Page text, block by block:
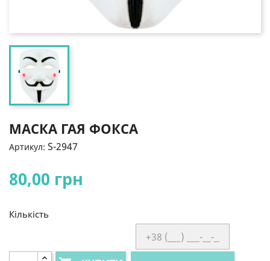
МАСКА ГАЯ ФОКСА
Артикул: S-2947
80,00 грн
Кількість